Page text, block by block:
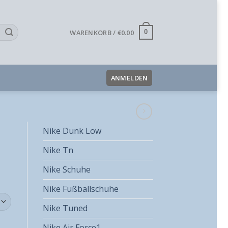
WARENKORB / €0.00 0
ANMELDEN
Nike Dunk Low
Nike Tn
Nike Schuhe
Nike Fußballschuhe
Nike Tuned